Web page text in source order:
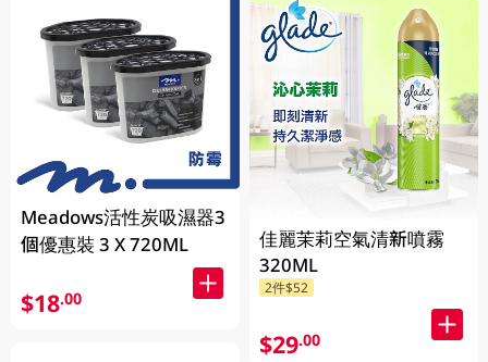
Meadows活性炭吸濕器3
個優惠裝 3 X 720ML
$18.00
佳麗茉莉空氣清新噴霧
320ML
2件$52
$29.00